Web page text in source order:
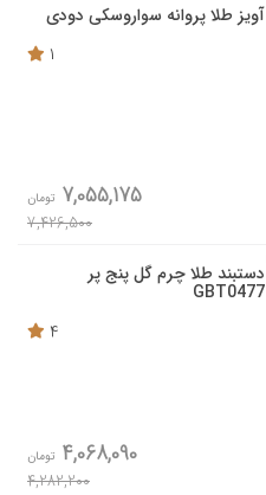
آویز طلا پروانه سواروسکی دودی
1
7,055,175 تومان
7,426,500
دستبند طلا چرم گل پنج پر
GBT0477
4
4,068,090 تومان
4,282,200